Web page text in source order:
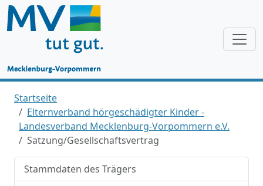
Startseite
Elternverband hörgeschädigter Kinder -
Landesverband Mecklenburg-Vorpommern e.V.
Satzung/Gesellschaftsvertrag
Stammdaten des Trägers